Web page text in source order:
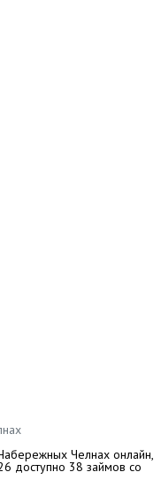
Челнах онлайн,
доступно 38 займов со